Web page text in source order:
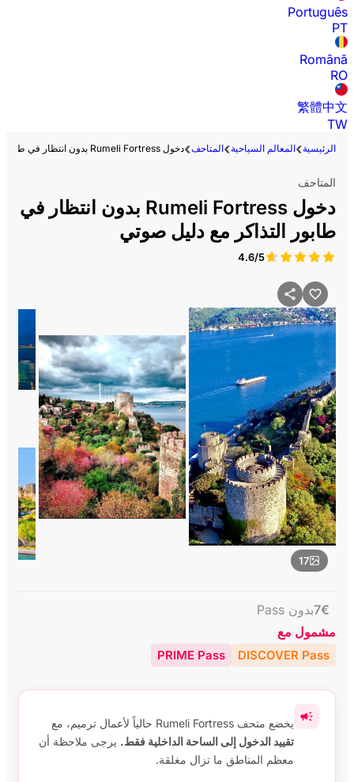
Português
PT
Română
RO
繁體中文
TW
الرئيسية المعالم السياحية المتاحف دخول Rumeli Fortress بدون انتظار في طابور التذاكر مع دليل صوتي
17
المتاحف
دخول Rumeli Fortress بدون انتظار في
طابور التذاكر مع دليل صوتي
4.6/5
€
7بدون Pass
مشمول مع
DISCOVER Pass
PRIME Pass
يخضع متحف Rumeli Fortress حالياً لأعمال ترميم، مع
تقييد الدخول إلى الساحة الداخلية فقط. يرجى ملاحظة أن
معظم المناطق ما تزال مغلقة.